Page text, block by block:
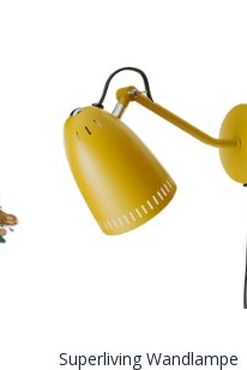
Superliving Wandlampe